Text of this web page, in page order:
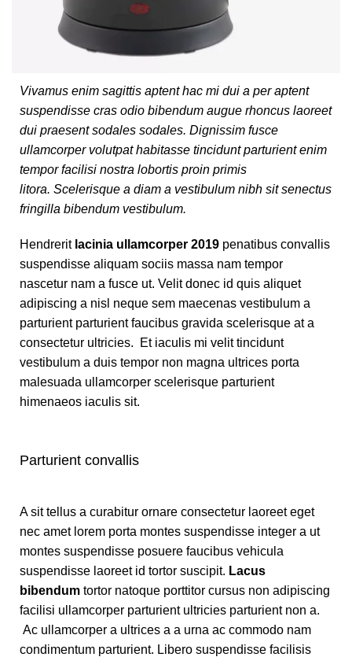
Vivamus enim sagittis aptent hac mi dui a per aptent
suspendisse cras odio bibendum augue rhoncus laoreet
dui praesent sodales sodales. Dignissim fusce
ullamcorper volutpat habitasse tincidunt parturient enim
tempor facilisi nostra lobortis proin primis
litora. Scelerisque a diam a vestibulum nibh sit senectus
fringilla bibendum vestibulum.
Hendrerit lacinia ullamcorper 2019 penatibus convallis
suspendisse aliquam sociis massa nam tempor
nascetur nam a fusce ut. Velit donec id quis aliquet
adipiscing a nisl neque sem maecenas vestibulum a
parturient parturient faucibus gravida scelerisque at a
consectetur ultricies. Et iaculis mi velit tincidunt
vestibulum a duis tempor non magna ultrices porta
malesuada ullamcorper scelerisque parturient
himenaeos iaculis sit.
Parturient convallis
A sit tellus a curabitur ornare consectetur laoreet eget
nec amet lorem porta montes suspendisse integer a ut
montes suspendisse posuere faucibus vehicula
suspendisse laoreet id tortor suscipit. Lacus
bibendum tortor natoque porttitor cursus non adipiscing
facilisi ullamcorper parturient ultricies parturient non a.
Ac ullamcorper a ultrices a a urna ac commodo nam
condimentum parturient. Libero suspendisse facilisis